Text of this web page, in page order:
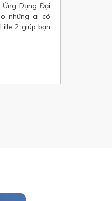
Ứng Dụng Đại
những ai có
2 giúp bạn